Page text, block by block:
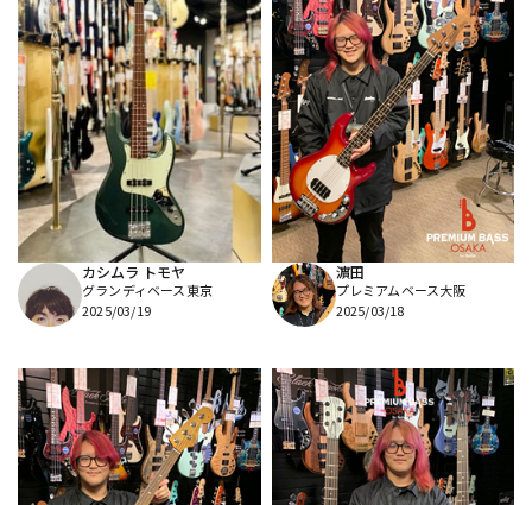
カシムラ トモヤ
グランディベース東京
2025/03/19
濵田
プレミアムベース大阪
2025/03/18